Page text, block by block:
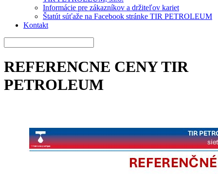
Informácie pre zákazníkov a držiteľov kariet
Štatút súťaže na Facebook stránke TIR PETROLEUM
Kontakt
REFERENCNE CENY TIR
PETROLEUM